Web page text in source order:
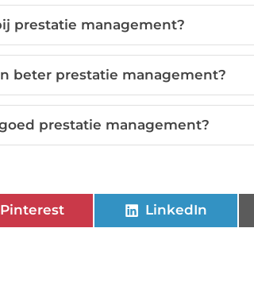
prestatie management?
beter prestatie management?
prestatie management?
Pinterest LinkedIn